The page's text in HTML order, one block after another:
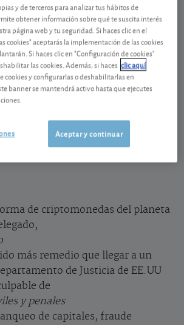
Bankman-Fried, fundador de la
del mundo hasta que el susodicho
hace un año, ha sido declarado
cargos de
habría estafado al menos 10.000
a clientes e inversores, por los
a una pena de 110 años de
de criptomonedas del planeta
más remedio que llegar a un
de Justicia de EE.UU
de
y penales
de capitales, fraude
y de terceros para analizar tus hábitos de
obtener información sobre qué te suscita interés
página web y tu seguridad. Si haces clic en el
cookies" aceptarás la implementación de las cookies
Si haces clic en "Configuración de cookies"
las cookies. Además, si haces clic aquí
cookies y configurarlas o deshabilitarlas en
banner se mantendrá activo hasta que ejecutes
Aceptar y continuar